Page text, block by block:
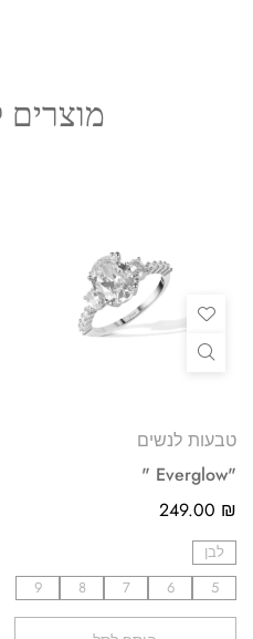
מוצרים
טבעות לנשים
"Everglow "
249.00 ₪
לבן
5
6
7
8
9